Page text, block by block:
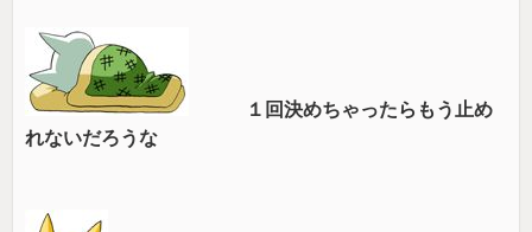
１回決めちゃったらもう止め
れないだろうな